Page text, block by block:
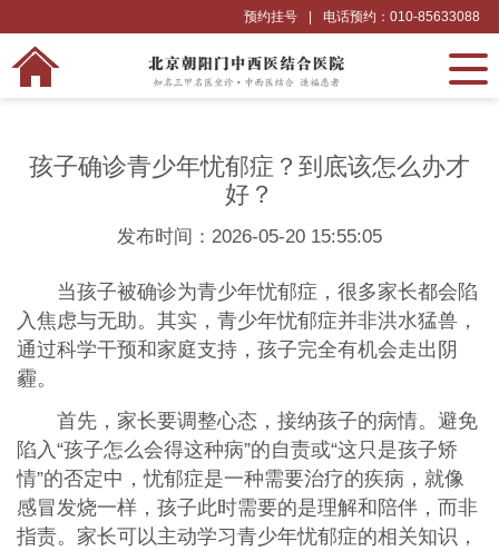
电话预约：010-85633088
预约挂号
孩子确诊青少年忧郁症？到底该怎么办才
好？
发布时间：2026-05-20 15:55:05
当孩子被确诊为青少年忧郁症，很多家长都会陷
入焦虑与无助。其实，青少年忧郁症并非洪水猛兽，
通过科学干预和家庭支持，孩子完全有机会走出阴
霾。
首先，家长要调整心态，接纳孩子的病情。避免
陷入“孩子怎么会得这种病”的自责或“这只是孩子矫
情”的否定中，忧郁症是一种需要治疗的疾病，就像
感冒发烧一样，孩子此时需要的是理解和陪伴，而非
指责。家长可以主动学习青少年忧郁症的相关知识，